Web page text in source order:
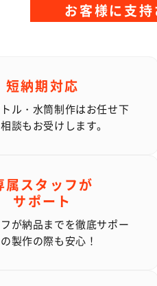
お客様に支
短納期対応
ル・水筒制作はお任せ下
談もお受けします。
属スタッフが
サポート
が納品までを徹底サポー
製作の際も安心！